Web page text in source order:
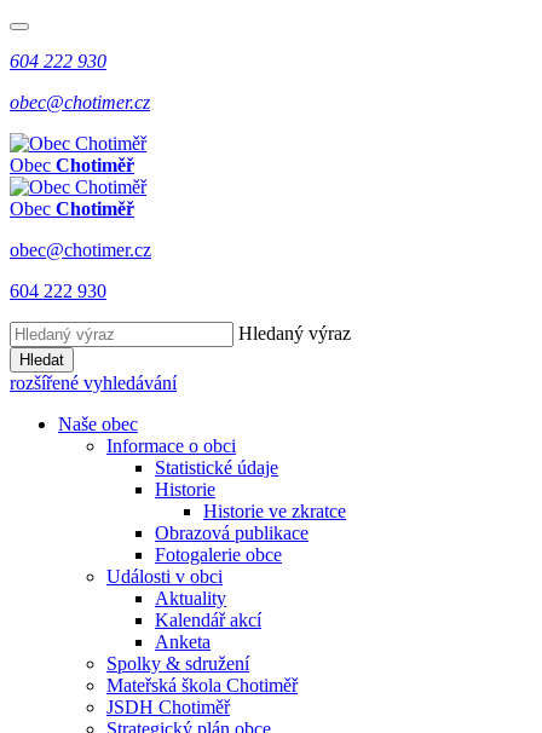
604 222 930
obec@chotimer.cz
Obec Chotiměř
Obec Chotiměř
obec@chotimer.cz
604 222 930
Hledaný výraz
Hledat
rozšířené vyhledávání
Naše obec
Informace o obci
Statistické údaje
Historie
Historie ve zkratce
Obrazová publikace
Fotogalerie obce
Události v obci
Aktuality
Kalendář akcí
Anketa
Spolky & sdružení
Mateřská škola Chotiměř
JSDH Chotiměř
Strategický plán obce